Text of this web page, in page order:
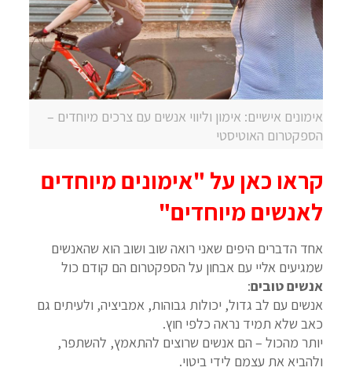
אימונים אישיים: אימון וליווי אנשים עם צרכים מיוחדים –
הספקטרום האוטיסטי
קראו כאן על "אימונים מיוחדים
לאנשים מיוחדים"
אחד הדברים היפים שאני רואה שוב ושוב הוא שהאנשים
שמגיעים אליי עם אבחון על הספקטרום הם קודם כול
אנשים טובים:
אנשים עם לב גדול, יכולות גבוהות, אמביציה, ולעיתים גם
כאב שלא תמיד נראה כלפי חוץ.
יותר מהכול – הם אנשים שרוצים להתאמץ, להשתפר,
ולהביא את עצמם לידי ביטוי.